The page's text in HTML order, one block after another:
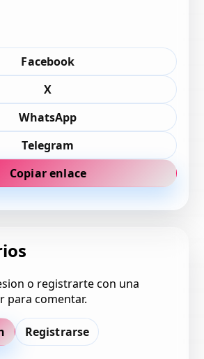
Facebook
X
WhatsApp
Telegram
Copiar enlace
o registrarte con una
para comentar.
Registrarse